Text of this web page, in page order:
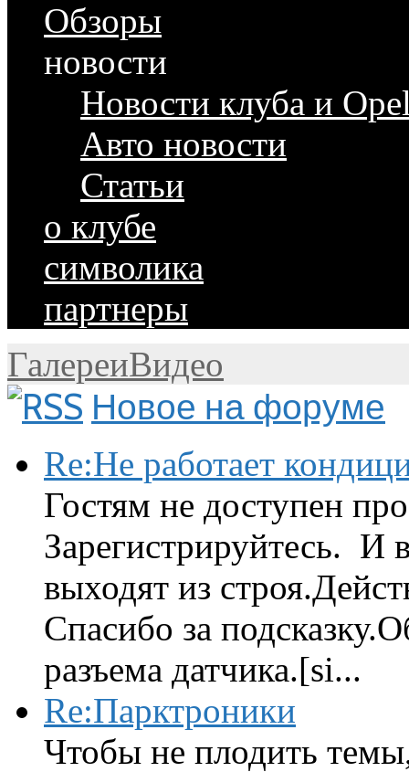
Обзоры
новости
Новости клуба и
Авто новости
Статьи
о клубе
символика
партнеры
ГалереиВидео
Новое на форуме
Re:Не работает
Гостям не доступен
Зарегистрируйтесь. И
выходят из
Спасибо за
разъема датчика.[si...
Re:Парктроники
Чтобы не плодить